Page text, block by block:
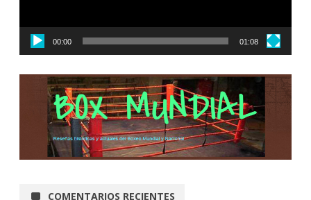
00:00 01:08
COMENTARIOS RECIENTES